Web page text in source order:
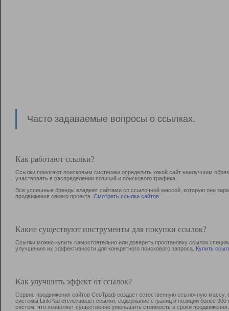
Часто задаваемые вопросы о ссылках.
Как работают ссылки?
Ссылки помогают поисковым системам определить какой сайт наилучшим
участвовать в раcпределении позиций и поискового трафика.
Все успешные бренды владеют сайтами со ссылочной массой, которую они
продвижения своего проекта. Смотреть ссылки сайтов
Какие существуют инструменты для покупки ссылок?
Ссылки можно купить самостоятельно или доверить простановку ссылок
улучшению их эффективности для конкретного поискового запроса. Купить
Как улучшить эффект от ссылок?
Сервис продвижения сайтов СеоТраф создает естественную ссылочную
системы LinkPad отслеживает ссылки, содержание страниц и позиции более
систем, что позволяет существенно уменьшить стоимость и сроки продвижения.